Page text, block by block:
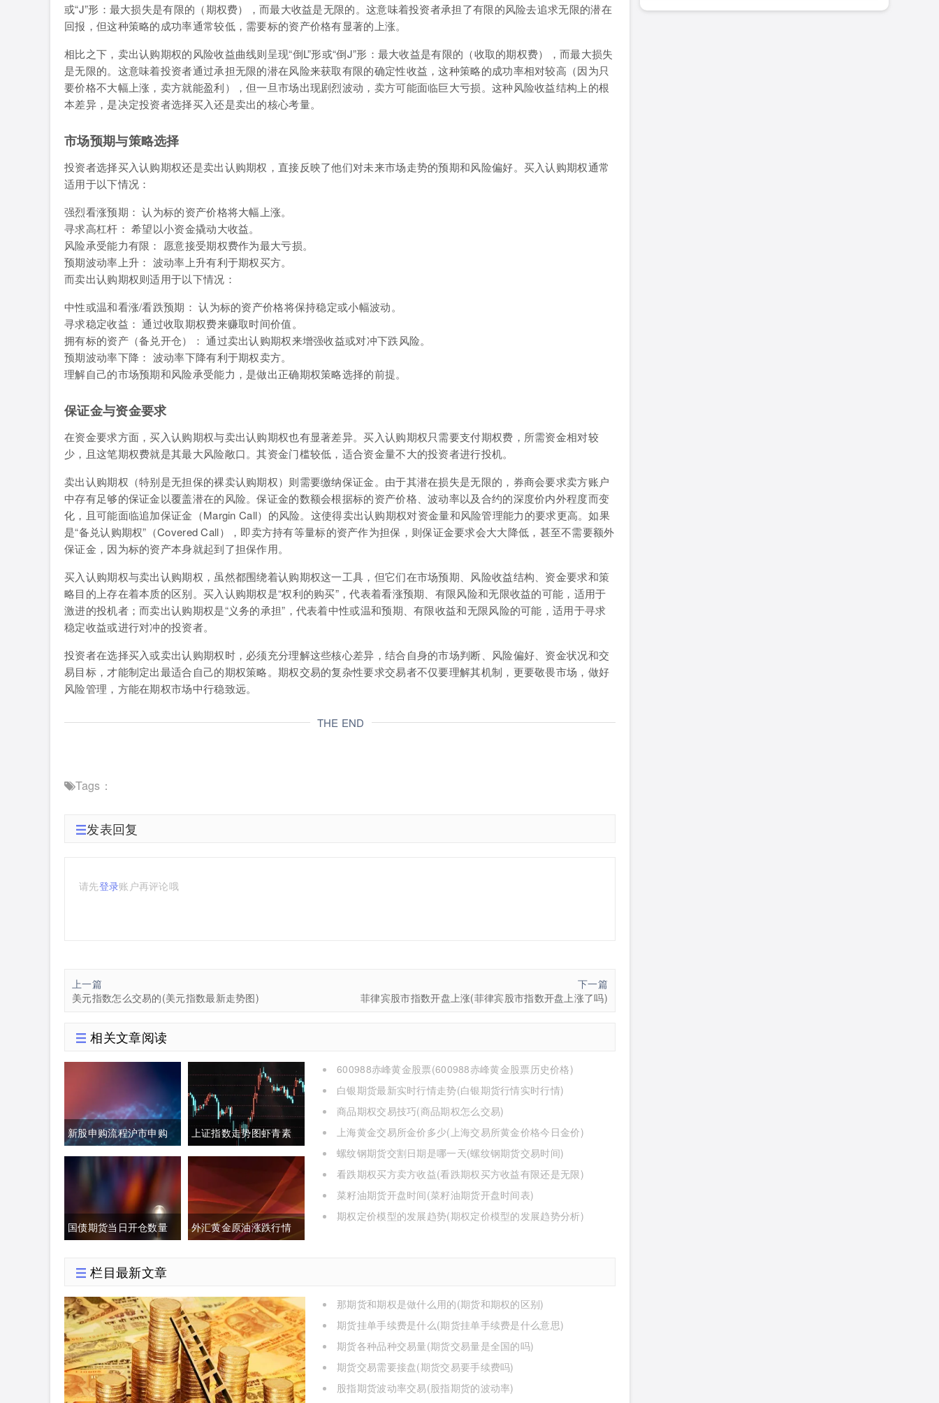
或“J”形：最大损失是有限的（期权费），而最大收益是无限的。这意味着投资者承担了有限的风险去追求无限的潜在
回报，但这种策略的成功率通常较低，需要标的资产价格有显著的上涨。
相比之下，卖出认购期权的风险收益曲线则呈现“倒L”形或“倒J”形：最大收益是有限的（收取的期权费），而最大损失
是无限的。这意味着投资者通过承担无限的潜在风险来获取有限的确定性收益，这种策略的成功率相对较高（因为只
要价格不大幅上涨，卖方就能盈利），但一旦市场出现剧烈波动，卖方可能面临巨大亏损。这种风险收益结构上的根
本差异，是决定投资者选择买入还是卖出的核心考量。
市场预期与策略选择
投资者选择买入认购期权还是卖出认购期权，直接反映了他们对未来市场走势的预期和风险偏好。买入认购期权通常
适用于以下情况：
强烈看涨预期： 认为标的资产价格将大幅上涨。
寻求高杠杆： 希望以小资金撬动大收益。
风险承受能力有限： 愿意接受期权费作为最大亏损。
预期波动率上升： 波动率上升有利于期权买方。
而卖出认购期权则适用于以下情况：
中性或温和看涨/看跌预期： 认为标的资产价格将保持稳定或小幅波动。
寻求稳定收益： 通过收取期权费来赚取时间价值。
拥有标的资产（备兑开仓）： 通过卖出认购期权来增强收益或对冲下跌风险。
预期波动率下降： 波动率下降有利于期权卖方。
理解自己的市场预期和风险承受能力，是做出正确期权策略选择的前提。
保证金与资金要求
在资金要求方面，买入认购期权与卖出认购期权也有显著差异。买入认购期权只需要支付期权费，所需资金相对较
少，且这笔期权费就是其最大风险敞口。其资金门槛较低，适合资金量不大的投资者进行投机。
卖出认购期权（特别是无担保的裸卖认购期权）则需要缴纳保证金。由于其潜在损失是无限的，券商会要求卖方账户
中存有足够的保证金以覆盖潜在的风险。保证金的数额会根据标的资产价格、波动率以及合约的深度价内外程度而变
化，且可能面临追加保证金（Margin Call）的风险。这使得卖出认购期权对资金量和风险管理能力的要求更高。如果
是“备兑认购期权”（Covered Call），即卖方持有等量标的资产作为担保，则保证金要求会大大降低，甚至不需要额外
保证金，因为标的资产本身就起到了担保作用。
买入认购期权与卖出认购期权，虽然都围绕着认购期权这一工具，但它们在市场预期、风险收益结构、资金要求和策
略目的上存在着本质的区别。买入认购期权是“权利的购买”，代表着看涨预期、有限风险和无限收益的可能，适用于
激进的投机者；而卖出认购期权是“义务的承担”，代表着中性或温和预期、有限收益和无限风险的可能，适用于寻求
稳定收益或进行对冲的投资者。
投资者在选择买入或卖出认购期权时，必须充分理解这些核心差异，结合自身的市场判断、风险偏好、资金状况和交
易目标，才能制定出最适合自己的期权策略。期权交易的复杂性要求交易者不仅要理解其机制，更要敬畏市场，做好
风险管理，方能在期权市场中行稳致远。
THE END
Tags：
发表回复
请先登录账户再评论哦
上一篇
美元指数怎么交易的(美元指数最新走势图)
下一篇
菲律宾股市指数开盘上涨(菲律宾股市指数开盘上涨了吗)
相关文章阅读
新股申购流程沪市申购
额度(新股申购流程沪市
申购额度怎么算)
上证指数走势图虾青素
的作用(上证指数黄白线
分析)
国债期货当日开仓数量
外汇黄金原油涨跌行情
600988赤峰黄金股票(600988赤峰黄金股票历史价格)
白银期货最新实时行情走势(白银期货行情实时行情)
商品期权交易技巧(商品期权怎么交易)
上海黄金交易所金价多少(上海交易所黄金价格今日金价)
螺纹钢期货交割日期是哪一天(螺纹钢期货交易时间)
看跌期权买方卖方收益(看跌期权买方收益有限还是无限)
菜籽油期货开盘时间(菜籽油期货开盘时间表)
期权定价模型的发展趋势(期权定价模型的发展趋势分析)
栏目最新文章
那期货和期权是做什么用的(期货和期权的区别)
期货挂单手续费是什么(期货挂单手续费是什么意思)
期货各种品种交易量(期货交易量是全国的吗)
期货交易需要接盘(期货交易要手续费吗)
股指期货波动率交易(股指期货的波动率)